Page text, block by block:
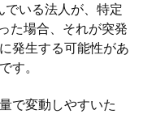
いる法人が、特定
た場合、それが突発
発生する可能性があ
す。
で変動しやすいた